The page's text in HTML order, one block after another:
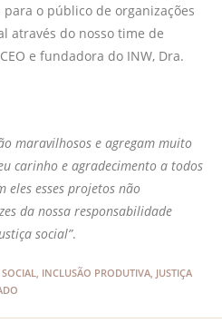
o público de organizações
através do nosso time de
e fundadora do INW, Dra.
maravilhosos e agregam muito
carinho e agradecimento a todos
eles esses projetos não
da nossa responsabilidade
social”.
INCLUSÃO PRODUTIVA JUSTIÇA